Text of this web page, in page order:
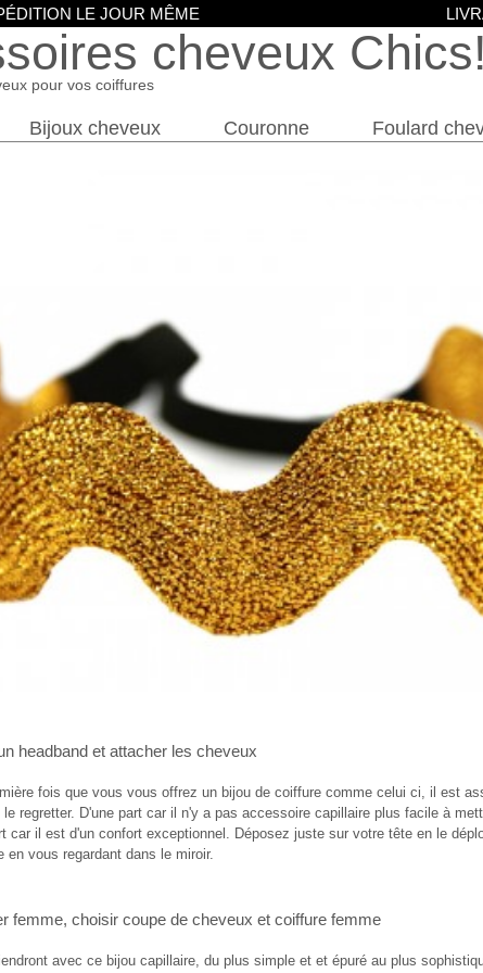
cheveux Chics
pour vos coiffures
headband et attacher les cheveux
fois que vous vous offrez un bijou de coiffure comme celui ci, il est
regretter. D'une part car il n'y a pas accessoire capillaire plus facile à
car il est d'un confort exceptionnel. Déposez juste sur votre tête en le
en vous regardant dans le miroir.
femme, choisir coupe de cheveux et coiffure femme
avec ce bijou capillaire, du plus simple et et épuré au plus
Bijoux cheveux Couronne Foulard
LE JOUR MÊME